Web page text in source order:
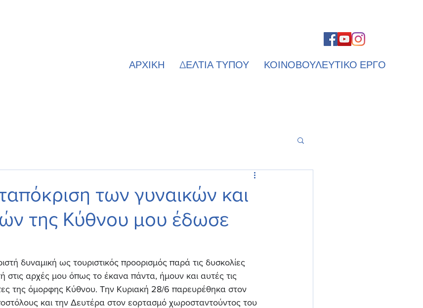
ΑΡΧΙΚΗ
ΔΕΛΤΙΑ ΤΥΠΟΥ ΚΟΙΝΟΒΟΥΛΕΥΤΙΚΟ ΕΡΓΟ
των γυναικών και
της Κύθνου μου έδωσε
δυναμική ως τουριστικός προορισμός παρά τις δυσκολίες
στις αρχές μου όπως το έκανα πάντα, ήμουν και αυτές τις
της όμορφης Κύθνου. Την Κυριακή 28/6 παρευρέθηκα στον
και την Δευτέρα στον εορτασμό χωροσταντούντος του